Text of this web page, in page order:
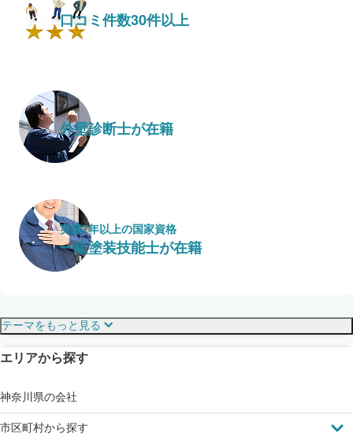
口コミ件数30件以上
外壁診断士が在籍
実績7年以上の国家資格
一級塗装技能士が在籍
見えにくい屋根も安心
ドローン診断
テーマをもっと見る
エリアから探す
神奈川県の会社
市区町村から探す